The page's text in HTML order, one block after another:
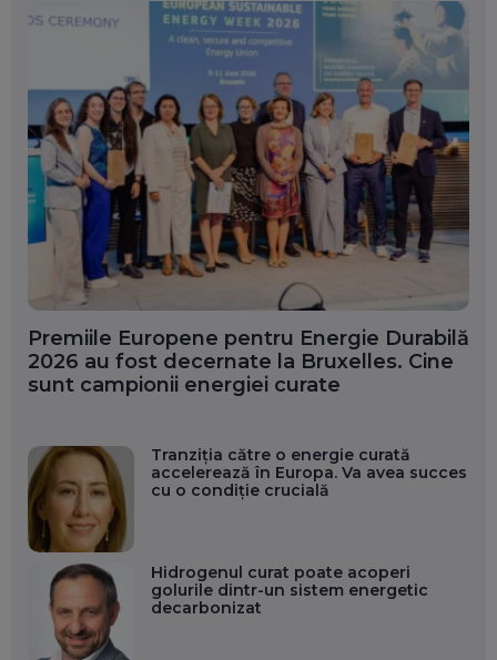
Premiile Europene pentru Energie Durabilă
2026 au fost decernate la Bruxelles. Cine
sunt campionii energiei curate
Tranziția către o energie curată
accelerează în Europa. Va avea succes
cu o condiție crucială
Hidrogenul curat poate acoperi
golurile dintr-un sistem energetic
decarbonizat